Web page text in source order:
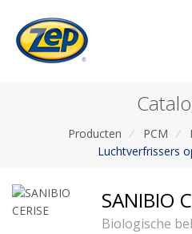
Producten / PCM /
Luchtverfrissers
SANIBIO
Biologische